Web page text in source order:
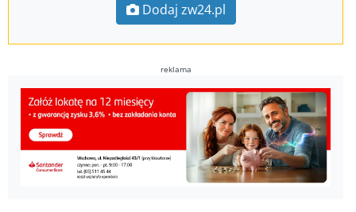
Dodaj zw24.pl
reklama